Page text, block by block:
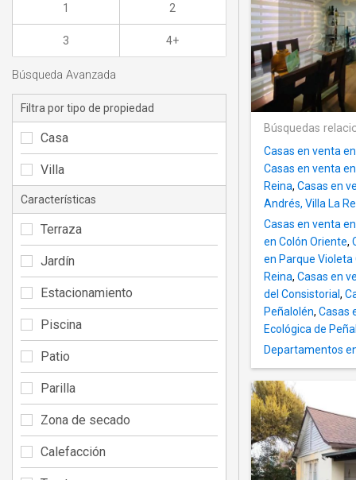
Búsquedas
Casas en venta
Casas en venta
Reina, Casas en
Andrés, Villa La
Casas en venta
en Colón Oriente,
en Parque Violeta
Reina, Casas en
del Consistorial ,
Peñalolén, Casas
Ecológica de
Departamentos
1 2
3 4+
Búsqueda Avanzada
Filtra por tipo de propiedad
Casa
Villa
Características
Terraza
Jardín
Estacionamiento
Piscina
Patio
Parilla
Zona de secado
Calefacción